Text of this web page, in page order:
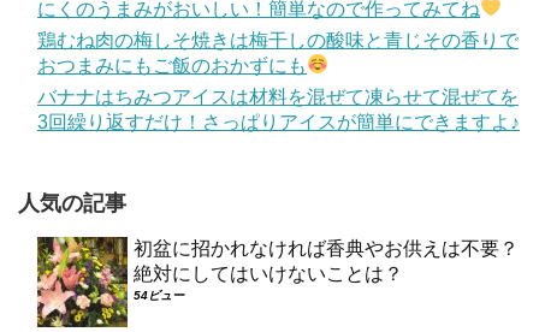
にくのうまみがおいしい！簡単なので作ってみてね
鶏むね肉の梅しそ焼きは梅干しの酸味と青じその香りで
おつまみにもご飯のおかずにも
バナナはちみつアイスは材料を混ぜて凍らせて混ぜてを
3回繰り返すだけ！さっぱりアイスが簡単にできますよ♪
人気の記事
初盆に招かれなければ香典やお供えは不要？
絶対にしてはいけないことは？
54ビュー